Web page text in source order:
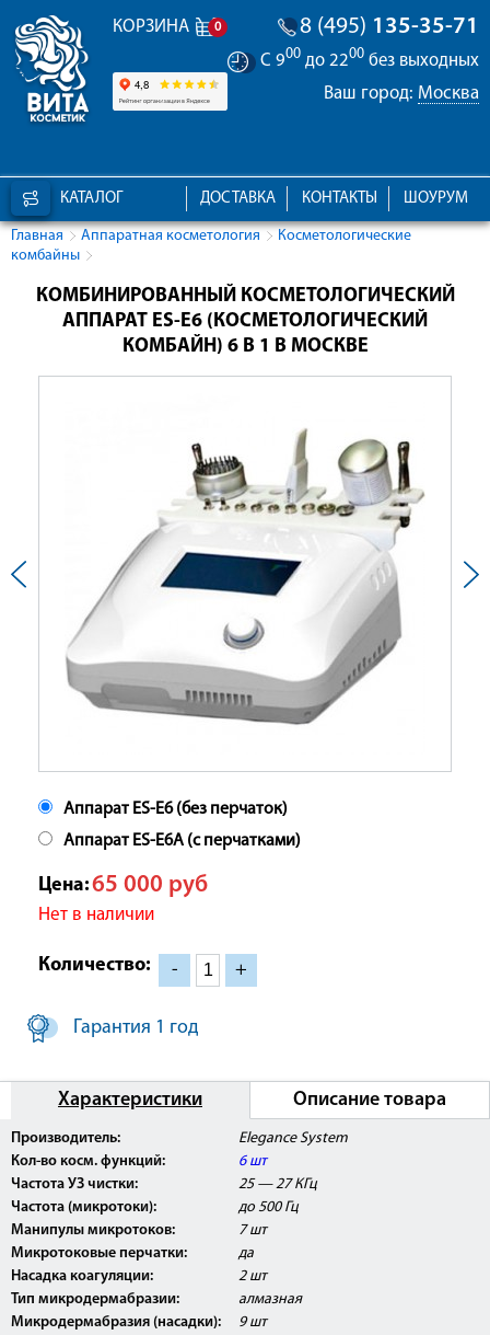
КОРЗИНА 0 8 (495) 135-35-71
С 900 до 2200 без выходных
Ваш город: Москва
КАТАЛОГ ШОУРУМ
КОНТАКТЫ
ДОСТАВКА
Главная Аппаратная косметология
Косметологические
комбайны
КОМБИНИРОВАННЫЙ КОСМЕТОЛОГИЧЕСКИЙ
АППАРАТ ES-E6 (КОСМЕТОЛОГИЧЕСКИЙ
КОМБАЙН) 6 В 1 В МОСКВЕ
Аппарат ES-E6 (без перчаток)
Аппарат ES-E6A (с перчатками)
Цена:65 000 руб
Нет в наличии
Количество: - +
Гарантия 1 год
Характеристики Описание товара
Производитель:
Elegance System
Кол-во косм. функций:
6 шт
Частота УЗ чистки:
25 — 27 КГц
Частота (микротоки):
до 500 Гц
Манипулы микротоков:
7 шт
Микротоковые перчатки:
да
Насадка коагуляции:
2 шт
Тип микродермабразии:
алмазная
Микродермабразия (насадки):
9 шт